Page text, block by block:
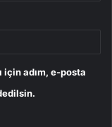
için adım, e-posta